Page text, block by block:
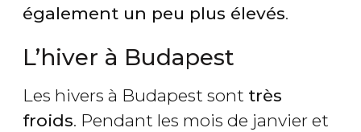
également un peu plus élevés.
L’hiver à Budapest
Les hivers à Budapest sont très
froids. Pendant les mois de janvier et